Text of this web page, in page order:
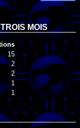
MOIS
15
2
2
1
1